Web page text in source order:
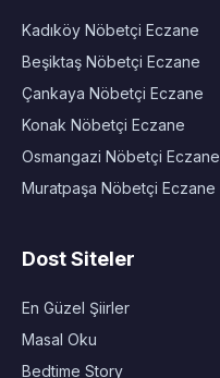
Kadıköy Nöbetçi Eczane
Beşiktaş Nöbetçi Eczane
Çankaya Nöbetçi Eczane
Konak Nöbetçi Eczane
Osmangazi Nöbetçi Eczane
Muratpaşa Nöbetçi Eczane
Dost Siteler
En Güzel Şiirler
Masal Oku
Bedtime Story